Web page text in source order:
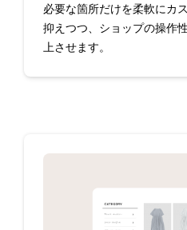
必要な箇所だけを柔軟にカ
抑えつつ、ショップの操作
上させます。